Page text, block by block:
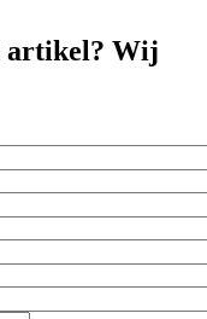
artikel? Wij